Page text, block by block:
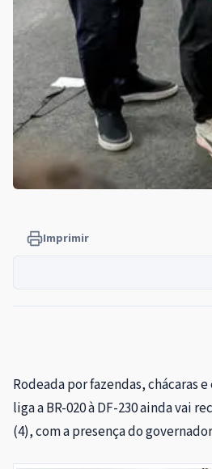
Imprimir
Rodeada por fazendas,
liga a BR-020 à DF-230 ainda vai
(4), com a presença do